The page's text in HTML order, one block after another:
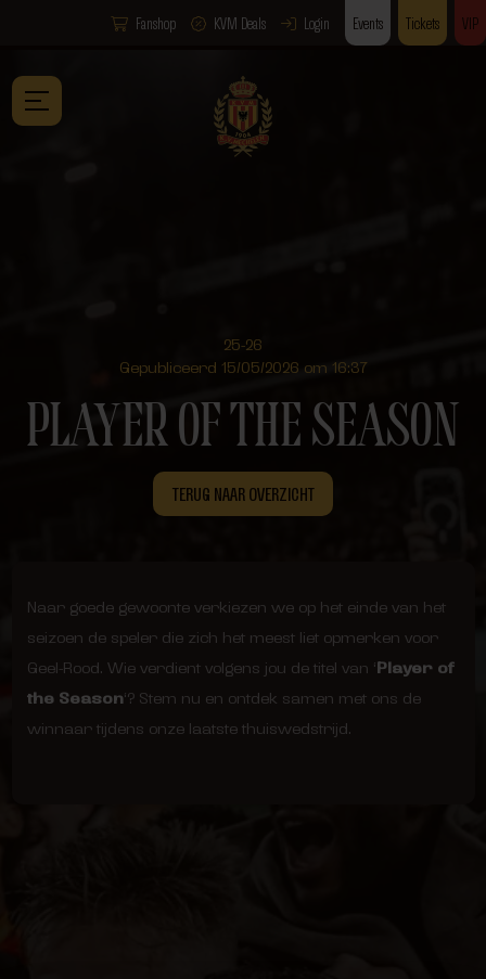
Fanshop KVM Deals Login Events Tickets VIP
25-26
Gepubliceerd 15/05/2026 om 16:37
PLAYER OF THE SEASON
TERUG NAAR OVERZICHT
Naar goede gewoonte verkiezen we op het einde van het
seizoen de speler die zich het meest liet opmerken voor
Geel-Rood. Wie verdient volgens jou de titel van ‘Player of
the Season‘? Stem nu en ontdek samen met ons de
winnaar tijdens onze laatste thuiswedstrijd.